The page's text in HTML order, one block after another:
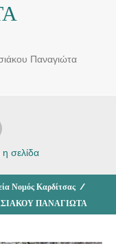
Παναγιώτα
σελίδα
Νομός Καρδίτσας /
ΠΑΝΑΓΙΩΤΑ